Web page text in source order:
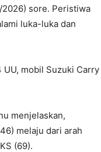
sore. Peristiwa
luka-luka dan
mobil Suzuki Carry
menjelaskan,
melaju dari arah
(69).